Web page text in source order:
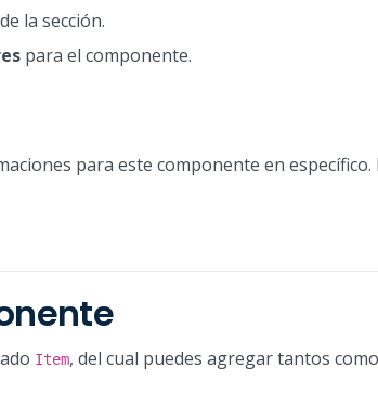
la sección.
para el componente.
para este componente en específico.
Item, del cual puedes agregar tantos